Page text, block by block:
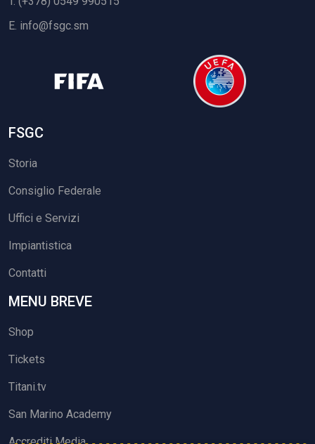
E. info@fsgc.sm
FSGC
Storia
Consiglio Federale
Uffici e Servizi
Impiantistica
Contatti
MENU BREVE
Shop
Tickets
Titani.tv
San Marino Academy